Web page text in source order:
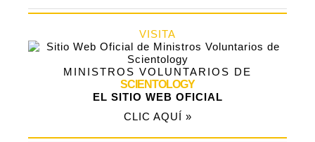
VISITA
MINISTROS VOLUNTARIOS DE
SCIENTOLOGY
EL SITIO WEB OFICIAL
CLIC AQUÍ »